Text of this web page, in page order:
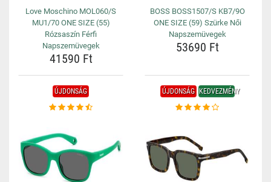
Love Moschino MOL060/S
MU1/70 ONE SIZE (55)
Rózsaszín Férfi
Napszemüvegek
41590 Ft
BOSS BOSS1507/S KB7/9O
ONE SIZE (59) Szürke Női
Napszemüvegek
53690 Ft
ÚJDONSÁG ÚJDONSÁG KEDVEZMÉNY